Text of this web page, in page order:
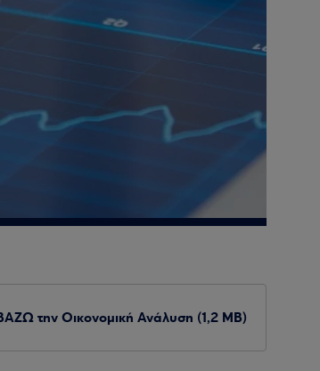
την Οικονομική Ανάλυση (1,2 MB)